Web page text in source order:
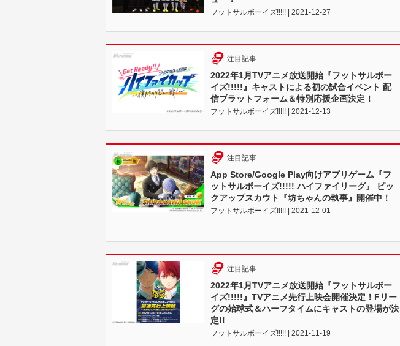
フットサルボーイズ!!!!! | 2021-12-27
注目記事
2022年1月TVアニメ放送開始『フットサルボー
イズ!!!!!』キャストによる初の試合イベント 配
信プラットフォーム＆特別応援企画決定！
フットサルボーイズ!!!!! | 2021-12-13
注目記事
App Store/Google Play向けアプリゲーム『フ
ットサルボーイズ!!!!! ハイファイリーグ』 ピッ
クアップスカウト『坊ちゃんの執事』開催中！
フットサルボーイズ!!!!! | 2021-12-01
注目記事
2022年1月TVアニメ放送開始『フットサルボー
イズ!!!!!』TVアニメ先行上映会開催決定！Fリー
グの始球式＆ハーフタイムにキャストの登場が決
定!!
フットサルボーイズ!!!!! | 2021-11-19